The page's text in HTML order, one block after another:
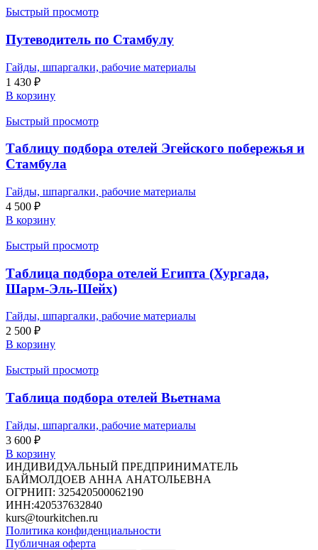
Быстрый просмотр
Путеводитель по Стамбулу
Гайды, шпаргалки, рабочие материалы
1 430 ₽
В корзину
Быстрый просмотр
Таблицу подбора отелей Эгейского побережья и
Стамбула
Гайды, шпаргалки, рабочие материалы
4 500 ₽
В корзину
Быстрый просмотр
Таблица подбора отелей Египта (Хургада,
Шарм-Эль-Шейх)
Гайды, шпаргалки, рабочие материалы
2 500 ₽
В корзину
Быстрый просмотр
Таблица подбора отелей Вьетнама
Гайды, шпаргалки, рабочие материалы
3 600 ₽
В корзину
ИНДИВИДУАЛЬНЫЙ ПРЕДПРИНИМАТЕЛЬ
БАЙМОЛДОЕВ АННА АНАТОЛЬЕВНА
ОГРНИП: 325420500062190
ИНН:420537632840
kurs@tourkitchen.ru
Политика конфиденциальности
Публичная оферта